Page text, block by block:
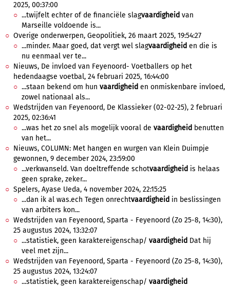
2025, 00:37:00
...twijfelt echter of de financiële slagvaardigheid van
Marseille voldoende is...
Overige onderwerpen, Geopolitiek, 26 maart 2025, 19:54:27
...minder. Maar goed, dat vergt wel slagvaardigheid en die is
nu eenmaal ver te...
Nieuws, De invloed van Feyenoord- Voetballers op het
hedendaagse voetbal, 24 februari 2025, 16:44:00
...staan bekend om hun vaardigheid en onmiskenbare invloed,
zowel nationaal als...
Wedstrijden van Feyenoord, De Klassieker (02-02-25), 2 februari
2025, 02:36:41
...was het zo snel als mogelijk vooral de vaardigheid benutten
van het...
Nieuws, COLUMN: Met hangen en wurgen van Klein Duimpje
gewonnen, 9 december 2024, 23:59:00
...verkwanseld. Van doeltreffende schotvaardigheid is helaas
geen sprake, zeker...
Spelers, Ayase Ueda, 4 november 2024, 22:15:25
...dan ik al was.ech Tegen onrechtvaardigheid in beslissingen
van arbiters kon...
Wedstrijden van Feyenoord, Sparta - Feyenoord (Zo 25-8, 14:30),
25 augustus 2024, 13:32:07
...statistiek, geen karaktereigenschap/ vaardigheid Dat hij
veel met zijn...
Wedstrijden van Feyenoord, Sparta - Feyenoord (Zo 25-8, 14:30),
25 augustus 2024, 13:24:07
...statistiek, geen karaktereigenschap/ vaardigheid